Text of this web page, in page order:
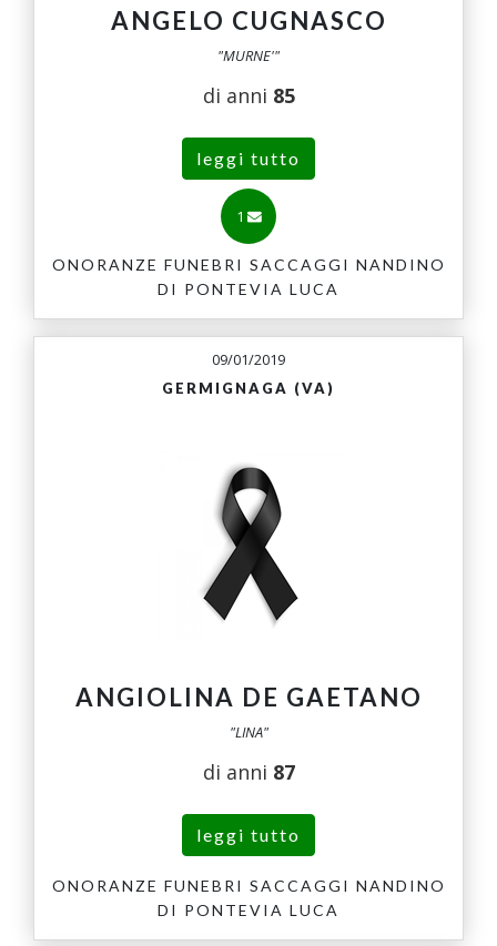
ANGELO CUGNASCO
"MURNE'"
di anni 85
leggi tutto
1
ONORANZE FUNEBRI SACCAGGI NANDINO
DI PONTEVIA LUCA
09/01/2019
GERMIGNAGA (VA)
ANGIOLINA DE GAETANO
"LINA"
di anni 87
leggi tutto
ONORANZE FUNEBRI SACCAGGI NANDINO
DI PONTEVIA LUCA